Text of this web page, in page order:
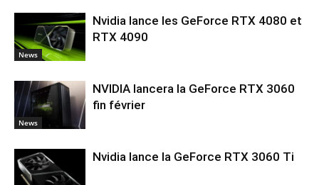
News
Nvidia lance les GeForce RTX 4080 et
RTX 4090
News
NVIDIA lancera la GeForce RTX 3060
fin février
Nvidia lance la GeForce RTX 3060 Ti